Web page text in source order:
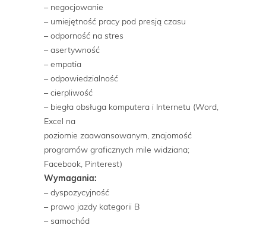
– negocjowanie
– umiejętność pracy pod presją czasu
– odporność na stres
– asertywność
– empatia
– odpowiedzialność
– cierpliwość
– biegła obsługa komputera i Internetu (Word,
Excel na
poziomie zaawansowanym, znajomość
programów graficznych mile widziana;
Facebook, Pinterest)
Wymagania:
– dyspozycyjność
– prawo jazdy kategorii B
– samochód